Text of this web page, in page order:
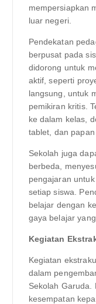
mempersiapkan
luar negeri.
Pendekatan
berpusat pada
didorong untuk
aktif, seperti
langsung, untuk
pemikiran kritis.
ke dalam kelas,
tablet, dan
Sekolah juga
berbeda,
pengajaran
setiap siswa.
belajar dengan
gaya belajar
Kegiatan
Kegiatan
dalam
Sekolah Garuda.
kesempatan